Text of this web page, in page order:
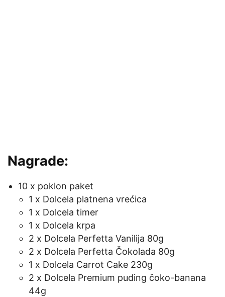
Nagrade:
10 x poklon paket
1 x Dolcela platnena vrećica
1 x Dolcela timer
1 x Dolcela krpa
2 x Dolcela Perfetta Vanilija 80g
2 x Dolcela Perfetta Čokolada 80g
1 x Dolcela Carrot Cake 230g
2 x Dolcela Premium puding čoko-banana
44g